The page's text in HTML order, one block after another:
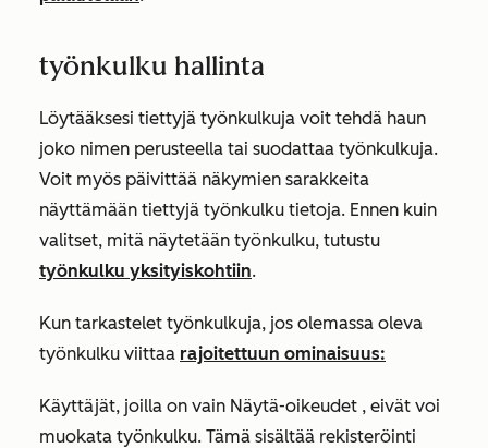
työnkulku hallinta
Löytääksesi tiettyjä työnkulkuja voit tehdä haun
joko nimen perusteella tai suodattaa työnkulkuja.
Voit myös päivittää näkymien sarakkeita
näyttämään tiettyjä työnkulku tietoja. Ennen kuin
valitset, mitä näytetään työnkulku, tutustu
työnkulku yksityiskohtiin.
Kun tarkastelet työnkulkuja, jos olemassa oleva
työnkulku viittaa rajoitettuun ominaisuus:
Käyttäjät, joilla on vain Näytä-oikeudet , eivät voi
muokata työnkulku. Tämä sisältää rekisteröinti